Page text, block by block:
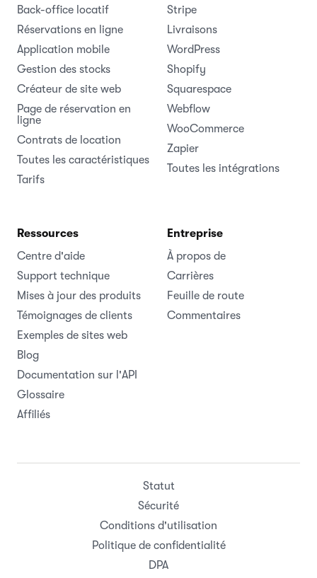
Back-office locatif
Réservations en ligne
Application mobile
Gestion des stocks
Créateur de site web
Page de réservation en
ligne
Contrats de location
Toutes les caractéristiques
Tarifs
Stripe
Livraisons
WordPress
Shopify
Squarespace
Webflow
WooCommerce
Zapier
Toutes les intégrations
Ressources
Centre d'aide
Support technique
Mises à jour des produits
Témoignages de clients
Exemples de sites web
Blog
Documentation sur l'API
Glossaire
Affiliés
Entreprise
À propos de
Carrières
Feuille de route
Commentaires
Statut
Sécurité
Conditions d'utilisation
Politique de confidentialité
DPA